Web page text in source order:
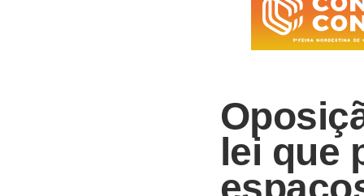
lei que